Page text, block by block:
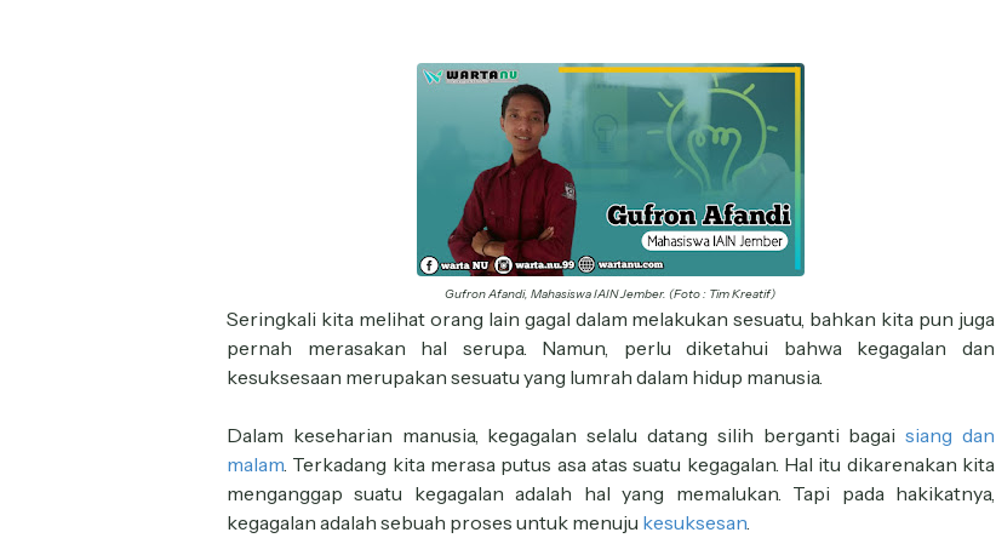
Gufron Afandi, Mahasiswa IAIN Jember. (Foto : Tim Kreatif)
Seringkali kita melihat orang lain gagal dalam melakukan sesuatu, bahkan kita pun juga
pernah merasakan hal serupa. Namun, perlu diketahui bahwa kegagalan dan
kesuksesaan merupakan sesuatu yang lumrah dalam hidup manusia.
Dalam keseharian manusia, kegagalan selalu datang silih berganti bagaisiang dan
malam. Terkadang kita merasa putus asa atas suatu kegagalan. Hal itu dikarenakan kita
menganggap suatu kegagalan adalah hal yang memalukan. Tapi pada hakikatnya,
kegagalan adalah sebuah proses untuk menuju kesuksesan.